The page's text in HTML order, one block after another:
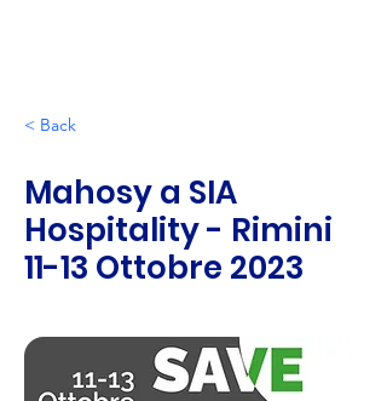
< Back
Mahosy a SIA
Hospitality - Rimini
11-13 Ottobre 2023